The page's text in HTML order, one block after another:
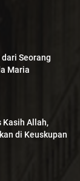
Seorang
Maria
Kasih Allah,
di Keuskupan